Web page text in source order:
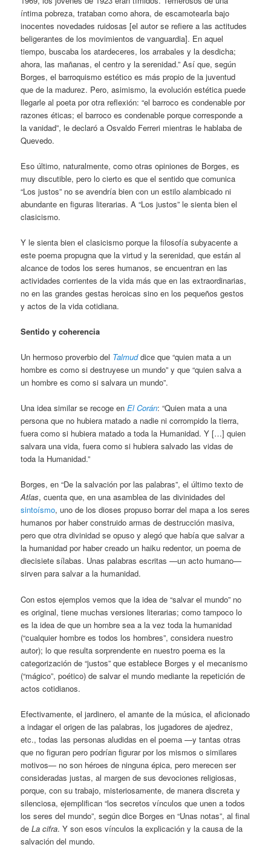
íntima pobreza, trataban como ahora, de escamotearla bajo
inocentes novedades ruidosas [el autor se refiere a las actitudes
beligerantes de los movimientos de vanguardia]. En aquel
tiempo, buscaba los atardeceres, los arrabales y la desdicha;
ahora, las mañanas, el centro y la serenidad.” Así que, según
Borges, el barroquismo estético es más propio de la juventud
que de la madurez. Pero, asimismo, la evolución estética puede
llegarle al poeta por otra reflexión: “el barroco es condenable por
razones éticas; el barroco es condenable porque corresponde a
la vanidad”, le declaró a Osvaldo Ferreri mientras le hablaba de
Quevedo.
Eso último, naturalmente, como otras opiniones de Borges, es
muy discutible, pero lo cierto es que el sentido que comunica
“Los justos” no se avendría bien con un estilo alambicado ni
abundante en figuras literarias. A “Los justos” le sienta bien el
clasicismo.
Y le sienta bien el clasicismo porque la filosofía subyacente a
este poema propugna que la virtud y la serenidad, que están al
alcance de todos los seres humanos, se encuentran en las
actividades corrientes de la vida más que en las extraordinarias,
no en las grandes gestas heroicas sino en los pequeños gestos
y actos de la vida cotidiana.
Sentido y coherencia
Un hermoso proverbio del Talmud dice que “quien mata a un
hombre es como si destruyese un mundo” y que “quien salva a
un hombre es como si salvara un mundo”.
Una idea similar se recoge enEl Corán: “Quien mata a una
persona que no hubiera matado a nadie ni corrompido la tierra,
fuera como si hubiera matado a toda la Humanidad. Y […] quien
salvara una vida, fuera como si hubiera salvado las vidas de
toda la Humanidad.”
Borges, en “De la salvación por las palabras”, el último texto de
Atlas, cuenta que, en una asamblea de las divinidades del
sintoísmo, uno de los dioses propuso borrar del mapa a los seres
humanos por haber construido armas de destrucción masiva,
pero que otra divinidad se opuso y alegó que había que salvar a
la humanidad por haber creado un haiku redentor, un poema de
diecisiete sílabas. Unas palabras escritas —un acto humano—
sirven para salvar a la humanidad.
Con estos ejemplos vemos que la idea de “salvar el mundo” no
es original, tiene muchas versiones literarias; como tampoco lo
es la idea de que un hombre sea a la vez toda la humanidad
(“cualquier hombre es todos los hombres”, considera nuestro
autor); lo que resulta sorprendente en nuestro poema es la
categorización de “justos” que establece Borges y el mecanismo
(“mágico”, poético) de salvar el mundo mediante la repetición de
actos cotidianos.
Efectivamente, el jardinero, el amante de la música, el aficionado
a indagar el origen de las palabras, los jugadores de ajedrez,
etc., todas las personas aludidas en el poema —y tantas otras
que no figuran pero podrían figurar por los mismos o similares
motivos— no son héroes de ninguna épica, pero merecen ser
consideradas justas, al margen de sus devociones religiosas,
porque, con su trabajo, misteriosamente, de manera discreta y
silenciosa, ejemplifican “los secretos vínculos que unen a todos
los seres del mundo”, según dice Borges en “Unas notas”, al final
deLa cifra. Y son esos vínculos la explicación y la causa de la
salvación del mundo.